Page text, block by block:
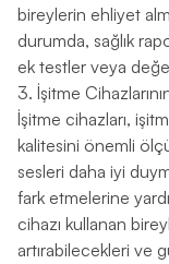
bireylerin ehliyet
durumda, sağlık
ek testler veya
3. İşitme
İşitme cihazları,
kalitesini önemli
sesleri daha iyi
fark etmelerine
cihazı kullanan
artırabilecekleri ve